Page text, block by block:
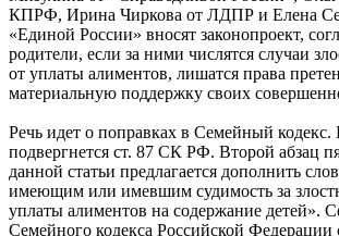
КПРФ, Ирина Чиркова от ЛДПР и Елена
«Единой России» вносят законопроект,
родители, если за ними числятся случаи
от уплаты алиментов, лишатся права
материальную поддержку своих
Речь идет о поправках в Семейный
подвергнется ст. 87 СК РФ. Второй абзац
данной статьи предлагается дополнить
имеющим или имевшим судимость за
уплаты алиментов на содержание детей».
Семейного кодекса Российской Федерации